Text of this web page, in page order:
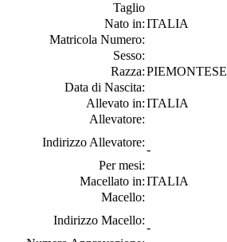
Taglio
Nato in:ITALIA
Matricola Numero:
Sesso:
Razza:PIEMONTESE
Data di Nascita:
Allevato in:ITALIA
Allevatore:
Indirizzo Allevatore:
-
Per mesi:
Macellato in:ITALIA
Macello:
Indirizzo Macello:
-